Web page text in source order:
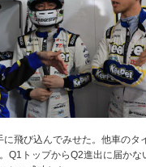
飛び込んでみせた。他車のタ
Q1トップからQ2進出に届かな